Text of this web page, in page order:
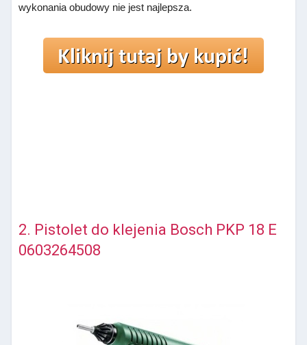
wykonania obudowy nie jest najlepsza.
2. Pistolet do klejenia Bosch PKP 18 E
0603264508